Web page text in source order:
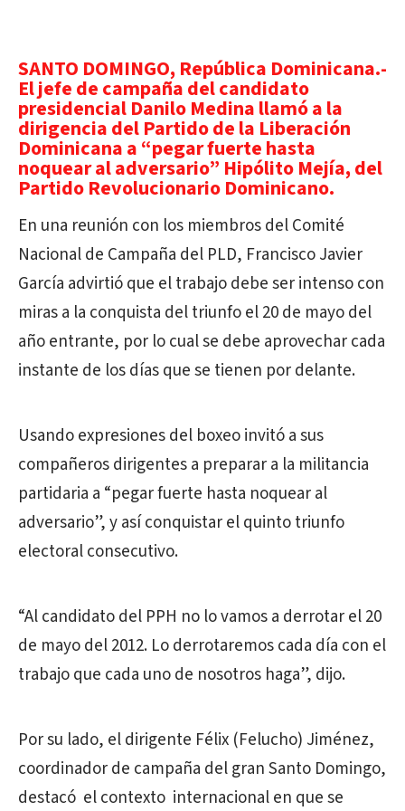
SANTO DOMINGO, República Dominicana.-
El jefe de campaña del candidato
presidencial Danilo Medina llamó a la
dirigencia del Partido de la Liberación
Dominicana a “pegar fuerte hasta
noquear al adversario” Hipólito Mejía, del
Partido Revolucionario Dominicano.
En una reunión con los miembros del Comité
Nacional de Campaña del PLD, Francisco Javier
García advirtió que el trabajo debe ser intenso con
miras a la conquista del triunfo el 20 de mayo del
año entrante, por lo cual se debe aprovechar cada
instante de los días que se tienen por delante.
Usando expresiones del boxeo invitó a sus
compañeros dirigentes a preparar a la militancia
partidaria a “pegar fuerte hasta noquear al
adversario”, y así conquistar el quinto triunfo
electoral consecutivo.
“Al candidato del PPH no lo vamos a derrotar el 20
de mayo del 2012. Lo derrotaremos cada día con el
trabajo que cada uno de nosotros haga”, dijo.
Por su lado, el dirigente Félix (Felucho) Jiménez,
coordinador de campaña del gran Santo Domingo,
destacó el contexto internacional en que se